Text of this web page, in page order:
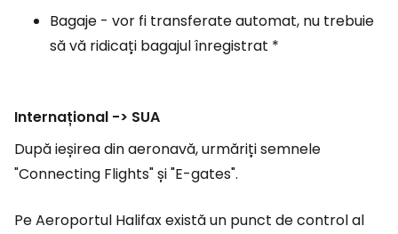
Bagaje - vor fi transferate automat, nu trebuie
să vă ridicați bagajul înregistrat *
Internațional -> SUA
După ieșirea din aeronavă, urmăriți semnele
"Connecting Flights" și "E-gates".
Pe Aeroportul Halifax există un punct de control al